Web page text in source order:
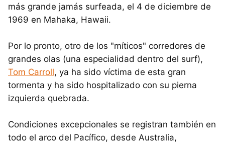
más grande jamás surfeada, el 4 de diciembre de
1969 en Mahaka, Hawaii.
Por lo pronto, otro de los "míticos" corredores de
grandes olas (una especialidad dentro del surf),
Tom Carroll, ya ha sido víctima de esta gran
tormenta y ha sido hospitalizado con su pierna
izquierda quebrada.
Condiciones excepcionales se registran también en
todo el arco del Pacífico, desde Australia,